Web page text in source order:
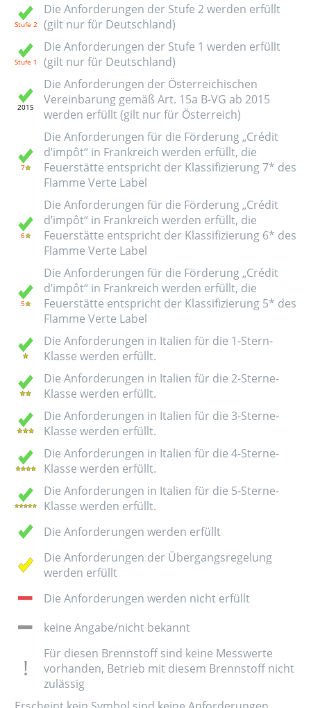
Die Anforderungen der Stufe 2 werden erfüllt
(gilt nur für Deutschland)
Die Anforderungen der Stufe 1 werden erfüllt
(gilt nur für Deutschland)
Die Anforderungen der Österreichischen
Vereinbarung gemäß Art. 15a B-VG ab 2015
werden erfüllt (gilt nur für Österreich)
Die Anforderungen für die Förderung „Crédit
d’impôt“ in Frankreich werden erfüllt, die
Feuerstätte entspricht der Klassifizierung 7* des
Flamme Verte Label
Die Anforderungen für die Förderung „Crédit
d’impôt“ in Frankreich werden erfüllt, die
Feuerstätte entspricht der Klassifizierung 6* des
Flamme Verte Label
Die Anforderungen für die Förderung „Crédit
d’impôt“ in Frankreich werden erfüllt, die
Feuerstätte entspricht der Klassifizierung 5* des
Flamme Verte Label
Die Anforderungen in Italien für die 1-Stern-
Klasse werden erfüllt.
Die Anforderungen in Italien für die 2-Sterne-
Klasse werden erfüllt.
Die Anforderungen in Italien für die 3-Sterne-
Klasse werden erfüllt.
Die Anforderungen in Italien für die 4-Sterne-
Klasse werden erfüllt.
Die Anforderungen in Italien für die 5-Sterne-
Klasse werden erfüllt.
Die Anforderungen werden erfüllt
Die Anforderungen der Übergangsregelung
werden erfüllt
Die Anforderungen werden nicht erfüllt
keine Angabe/nicht bekannt
Für diesen Brennstoff sind keine Messwerte
vorhanden, Betrieb mit diesem Brennstoff nicht
zulässig